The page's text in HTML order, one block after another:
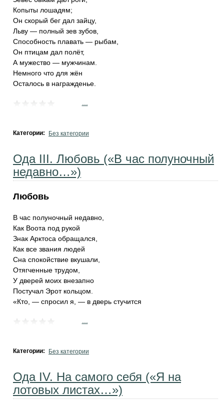
Копыты лошадям;
Он скорый бег дал зайцу,
Льву — полный зев зубов,
Способность плавать — рыбам,
Он птицам дал полёт,
А мужество — мужчинам.
Немного что для жён
Осталось в награжденье.
Категории: Без категории
Ода III. Любовь («В час полуночный
недавно…»)
Любовь
В час полуночный недавно,
Как Воота под рукой
Знак Арктоса обращался,
Как все звания людей
Сна спокойствие вкушали,
Отягченные трудом,
У дверей моих внезапно
Постучал Эрот кольцом.
«Кто, — спросил я, — в дверь стучится
Категории: Без категории
Ода IV. На самого себя («Я на
лотовых листах…»)